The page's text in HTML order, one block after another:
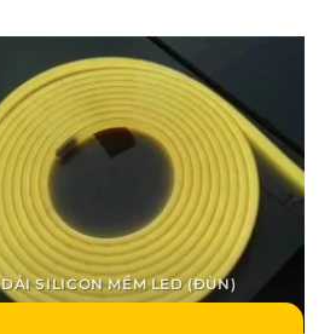
DẢI SILICON MỀM LED (ĐÙN)